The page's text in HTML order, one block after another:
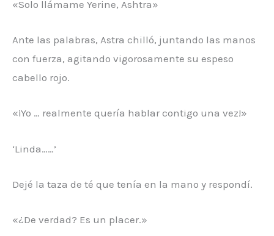
«Solo llámame Yerine, Ashtra»
Ante las palabras, Astra chilló, juntando las manos
con fuerza, agitando vigorosamente su espeso
cabello rojo.
«¡Yo … realmente quería hablar contigo una vez!»
‘Linda……’
Dejé la taza de té que tenía en la mano y respondí.
«¿De verdad? Es un placer.»